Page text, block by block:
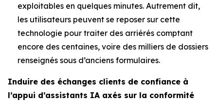
exploitables en quelques minutes. Autrement dit,
les utilisateurs peuvent se reposer sur cette
technologie pour traiter des arriérés comptant
encore des centaines, voire des milliers de dossiers
renseignés sous d’anciens formulaires.
Induire des échanges clients de confiance à
l’appui d’assistants IA axés sur la conformité